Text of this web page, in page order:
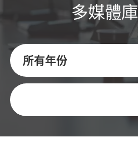
多媒體庫
所有年份
關鍵字